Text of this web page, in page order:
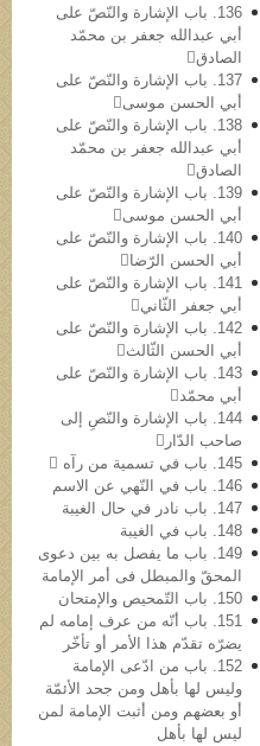
136. باب الإشارة والنّصّ علی
أبي عبدالله جعفر بن محمّد
الصادق
137. باب الإشارة والنّصّ علی
أبي الحسن موسی
138. باب الإشارة والنّصّ علی
أبي عبدالله جعفر بن محمّد
الصادق
139. باب الإشارة والنّصّ علی
أبي الحسن موسی
140. باب الإشارة والنّصّ علی
أبي الحسن الرّضا
141. باب الإشارة والنّصّ علی
أبي جعفر الثّاني
142. باب الإشارة والنّصّ علی
أبي الحسن الثّالث
143. باب الإشارة والنّصّ علی
أبي محمّد
144. باب الإشارة والنّصِ إلی
صاحب الدّار
145. باب في تسمیة من رآه 
146. باب في النّهي عن الاسم
147. باب نادر في حال الغیبة
148. باب في الغیبة
149. باب ما یفصل به بین دعوی
المحقّ والمبطل فی أمر الإمامة
150. باب التّمحیص والإمتحان
151. باب أنّه من عرف إمامه لم
یضرّه تقدّم هذا الأمر أو تأخّر
152. باب من ادّعی الإمامة
ولیس لها بأهل ومن جحد الأئمّة
أو بعضهم ومن أثبت الإمامة لمن
لیس لها بأهل